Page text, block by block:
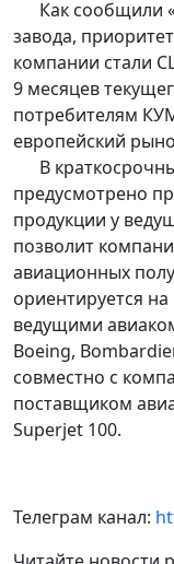
Как сообщили
завода,
компании стали
9 месяцев
потребителям
европейский
В
предусмотрено
продукции у
позволит
авиационных
ориентируется
ведущими
Boeing,
совместно с
поставщиком
Superjet 100.
Телеграм канал: